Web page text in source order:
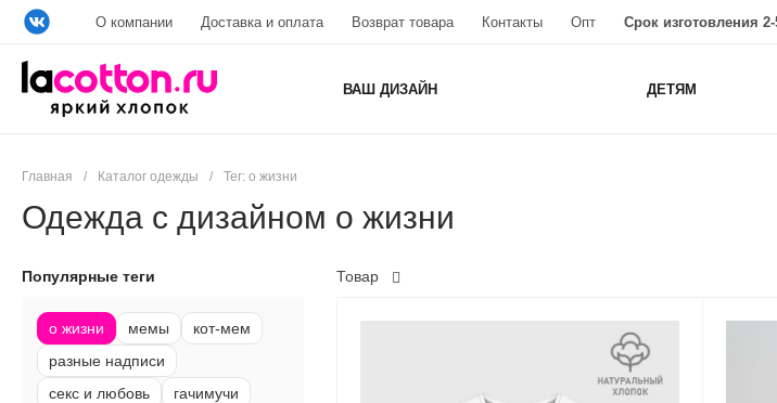
О компании Доставка и оплата Возврат товара Контакты Опт Срок изготовления
ВАШ ДИЗАЙН ДЕТЯМ
Главная / Каталог одежды / Тег: о жизни
Одежда с дизайном о жизни
Популярные теги
о жизни мемы
кот-мем
разные надписи
секс и любовь
гачимучи
Товар